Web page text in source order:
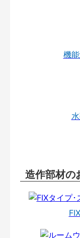
機
造作部材の